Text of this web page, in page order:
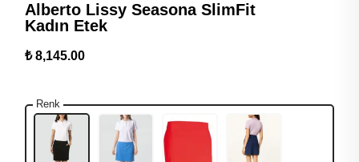
Alberto Lissy Seasona SlimFit
Kadın Etek
₺ 8,145.00
Renk